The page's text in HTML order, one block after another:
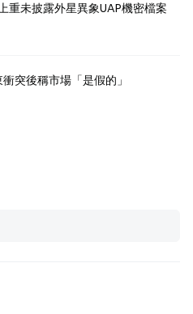
重未披露外星異象UAP機密檔案
突後稱市場「是假的」